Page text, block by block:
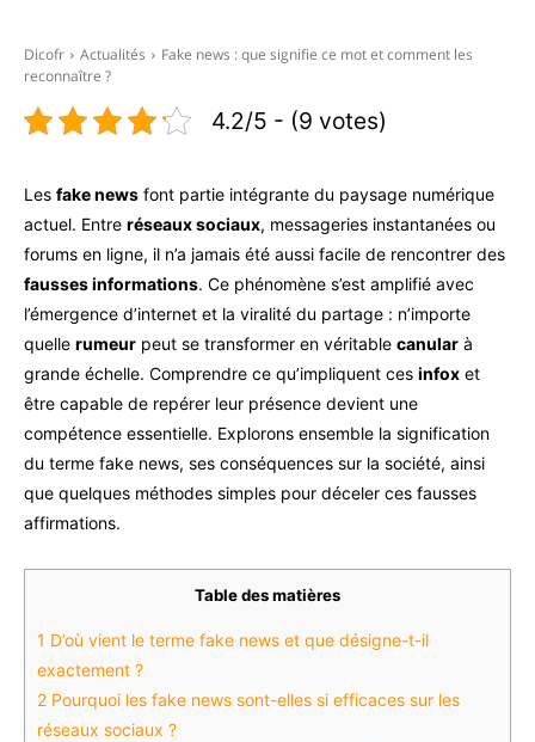
Dicofr Actualités
Fake news : que signifie ce mot et comment les
reconnaître ?
4.2/5 - (9 votes)
Les fake news font partie intégrante du paysage numérique
actuel. Entre réseaux sociaux, messageries instantanées ou
forums en ligne, il n’a jamais été aussi facile de rencontrer des
fausses informations. Ce phénomène s’est amplifié avec
l’émergence d’internet et la viralité du partage : n’importe
quelle rumeur peut se transformer en véritable canular à
grande échelle. Comprendre ce qu’impliquent ces infox et
être capable de repérer leur présence devient une
compétence essentielle. Explorons ensemble la signification
du terme fake news, ses conséquences sur la société, ainsi
que quelques méthodes simples pour déceler ces fausses
affirmations.
Table des matières
1 D’où vient le terme fake news et que désigne-t-il
exactement ?
2 Pourquoi les fake news sont-elles si efficaces sur les
réseaux sociaux ?